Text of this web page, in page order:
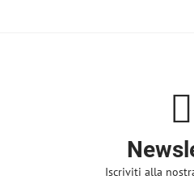
Iscriviti alla